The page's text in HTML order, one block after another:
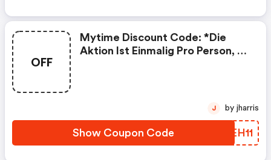
OFF
Mytime Discount Code: *die
Aktion Ist Einmalig Pro Person, 15
Pfand Und Bereits Reduzierte
Show Coupon Code
MREH11
J by jharris